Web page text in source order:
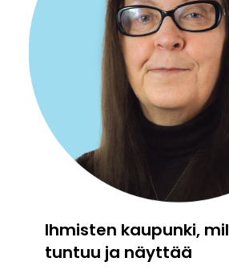
Ihmisten kaupunki,
tuntuu ja näyttää